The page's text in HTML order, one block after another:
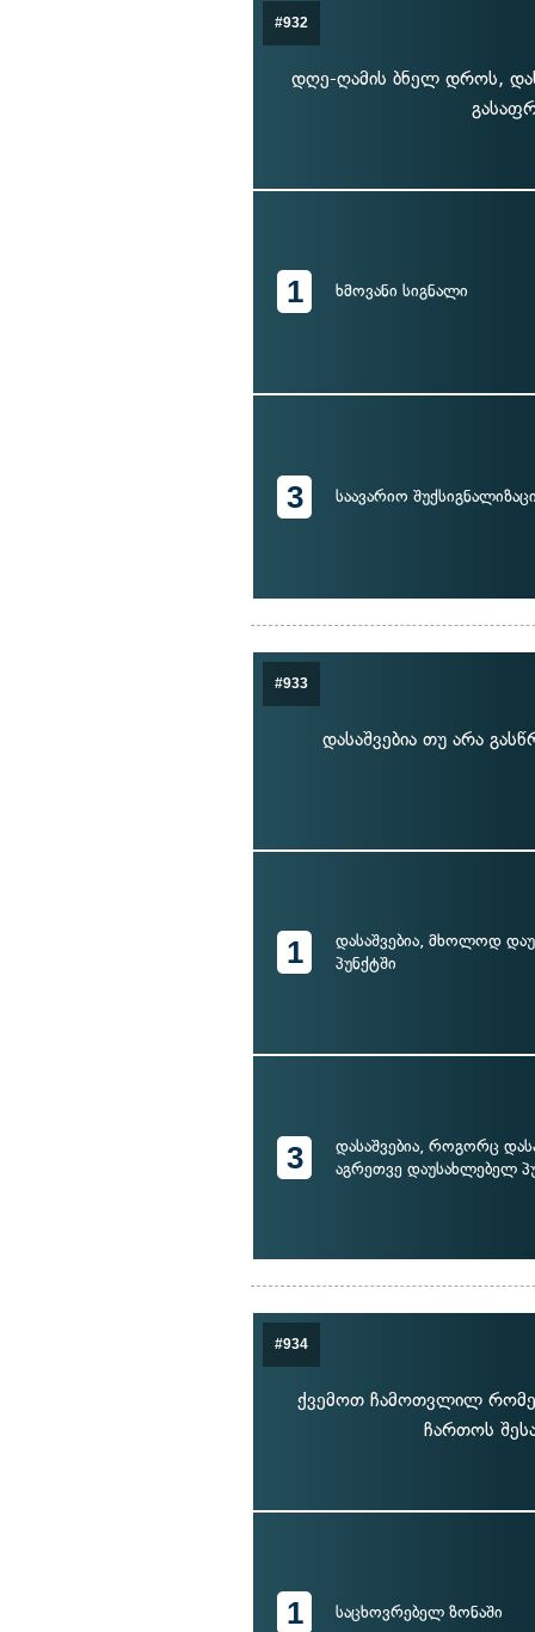
#932
დღე-ღამის ბნელ დროს,
1 ხმოვანი სიგნალი
3 საავარიო
#933
დასაშვებია თუ არა
1
დასაშვებია, მხოლოდ
პუნქტში
3
დასაშვებია, როგორც
აგრეთვე დაუსახლებელ
#934
ქვემოთ ჩამოთვლილ
ჩართოს
1 საცხოვრებელ ზონაში